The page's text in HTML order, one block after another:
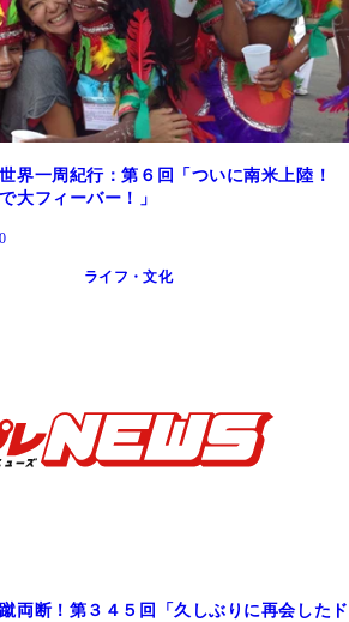
界一周紀行：第６回「ついに南米上陸！
大フィーバー！」
ライフ・文化
両断！第３４５回「久しぶりに再会したド